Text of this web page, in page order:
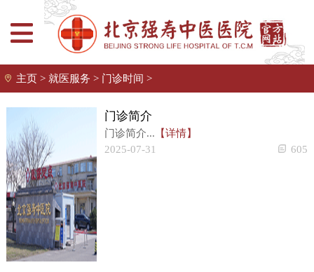
主页 >就医服务 > 门诊时间 >
门诊简介
门诊简介... 【详情】
2025-07-31
605